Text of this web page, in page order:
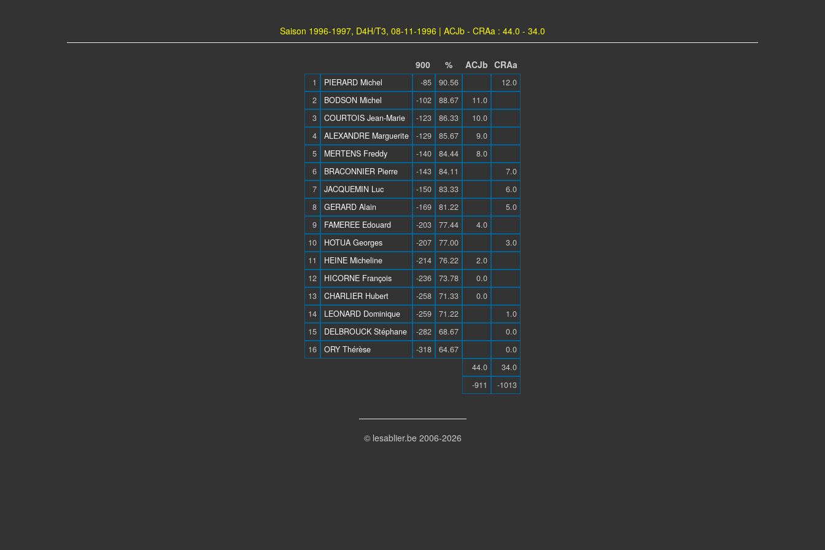
Saison 1996-1997, D4H/T3, 08-11-1996 | ACJb - CRAa : 44.0 - 34.0
900 % ACJb CRAa
1 PIERARD Michel -85 90.56
12.0
2
BODSON Michel -102 88.67
11.0
3
COURTOIS Jean-Marie -123 86.33
10.0
4
ALEXANDRE Marguerite -129 85.67
9.0
5
MERTENS Freddy -140 84.44
8.0
6
BRACONNIER Pierre -143 84.11
7.0
7
JACQUEMIN Luc -150 83.33
6.0
8
GERARD Alain -169 81.22
5.0
9
FAMEREE Edouard -203 77.44
4.0
10
HOTUA Georges -207 77.00
3.0
11
HEINE Micheline -214 76.22
2.0
12
HICORNE François -236 73.78
0.0
13
CHARLIER Hubert -258 71.33
0.0
14
LEONARD Dominique -259 71.22
1.0
15
DELBROUCK Stéphane -282 68.67
0.0
16
ORY Thérèse -318 64.67
0.0
44.0
34.0
-911
-1013
© lesablier.be 2006-2026